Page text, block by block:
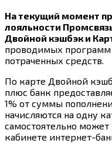
На текущий момент
лояльности
Двойной кэшбэк и
проводимых программ
потраченных средств.
По карте Двойной
плюс банк
1% от суммы
начисляются на одну
самостоятельно
кабинете интернет-